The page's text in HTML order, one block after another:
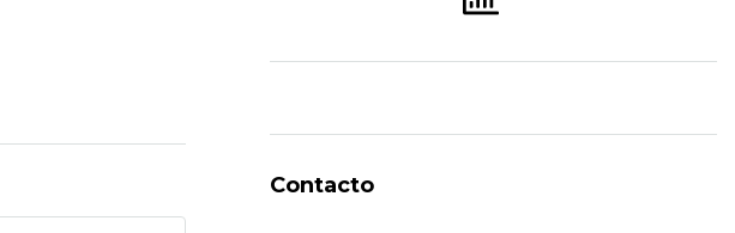
Contacto